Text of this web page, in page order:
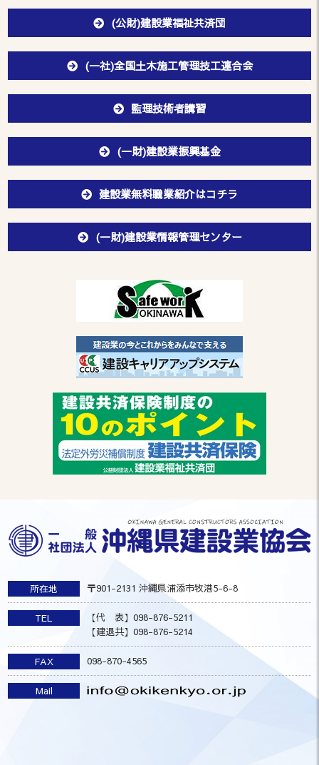
(公財)建設業福祉共済団
(一社)全国土木施工管理技工連合会
監理技術者講習
(一財)建設業振興基金
建設業無料職業紹介はコチラ
(一財)建設業情報管理センター
所在地 〒901-2131 沖縄県浦添市牧港5-6-8
TEL
【代 表】098-876-5211
【建退共】098-876-5214
FAX 098-870-4565
Mail